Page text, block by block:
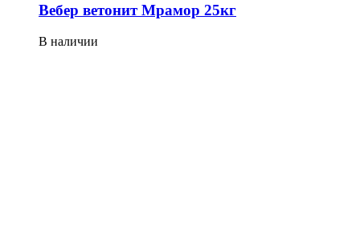
Вебер ветонит Мрамор 25кг
В наличии